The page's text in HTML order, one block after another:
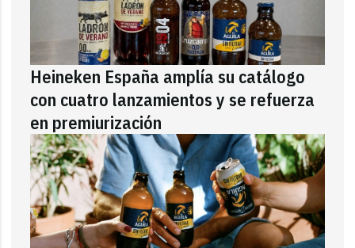
Heineken España amplía su catálogo
con cuatro lanzamientos y se refuerza
en premiurización